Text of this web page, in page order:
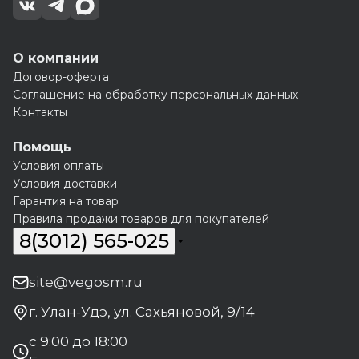
О компании
Договор-оферта
Соглашение на обработку персональных данных
Контакты
Помощь
Условия оплаты
Условия доставки
Гарантия на товар
Правила продажи товаров для покупателей
8(3012) 565-025
site@vegosm.ru
г. Улан-Удэ, ул. Сахьяновой, 9/14
с 9:00 до 18:00